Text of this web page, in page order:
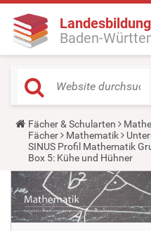
Baden-
Y
o
u
a
r
e
h
e
r
e
Fächer & Schularten
Fächer
Mathematik
SINUS Profil Mathematik
Box 5: Kühe und Hühner